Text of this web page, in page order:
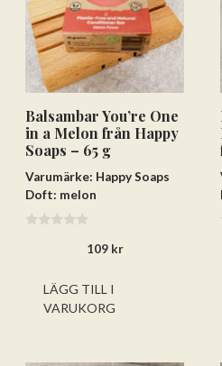
Balsambar You’re One
in a Melon från Happy
Soaps – 65 g
Varumärke: Happy Soaps
Doft: melon
109 kr
LÄGG TILL I
VARUKORG
Lägg till varorna i
Gå till kassan och
betalkort/kreditkort